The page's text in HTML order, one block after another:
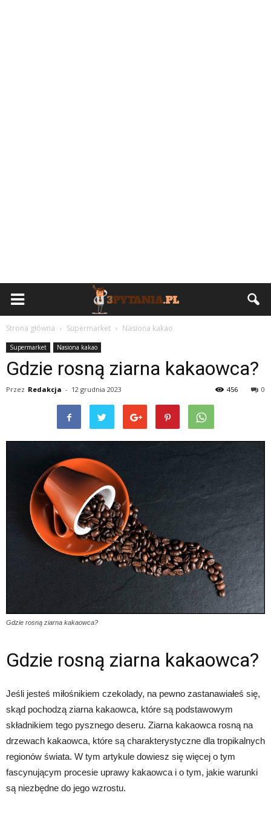
Strona główna Supermarket Nasiona kakao
Supermarket Nasiona kakao
Gdzie rosną ziarna kakaowca?
Przez Redakcja - 12 grudnia 2023 0
456
Gdzie rosną ziarna kakaowca?
Gdzie rosną ziarna kakaowca?
Jeśli jesteś miłośnikiem czekolady, na pewno zastanawiałeś się,
skąd pochodzą ziarna kakaowca, które są podstawowym
składnikiem tego pysznego deseru. Ziarna kakaowca rosną na
drzewach kakaowca, które są charakterystyczne dla tropikalnych
regionów świata. W tym artykule dowiesz się więcej o tym
fascynującym procesie uprawy kakaowca i o tym, jakie warunki
są niezbędne do jego wzrostu.